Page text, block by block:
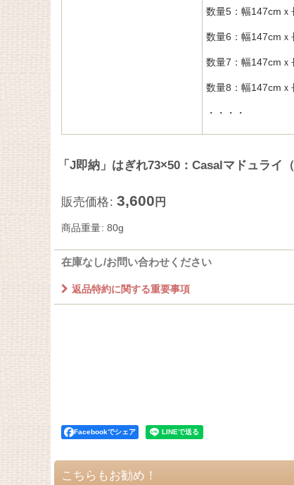
数量5：幅147cm
数量6：幅147cm
数量7：幅147cm
数量8：幅147cmｘ
・・・・
「J即納」はぎれ73×50：Casalマドュライ
販売価格: 3,600 円
商品重量: 80g
在庫なし/お問い合わせください
返品特約に関する重要事項
Facebookでシェア
こちらもお勧め！